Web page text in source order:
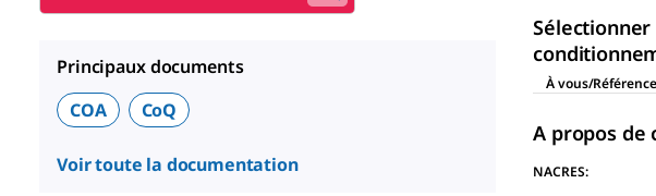
Principaux documents
COA
CoQ
Voir toute la documentation
page.
À vous/Référence
A propos de
NACRES: